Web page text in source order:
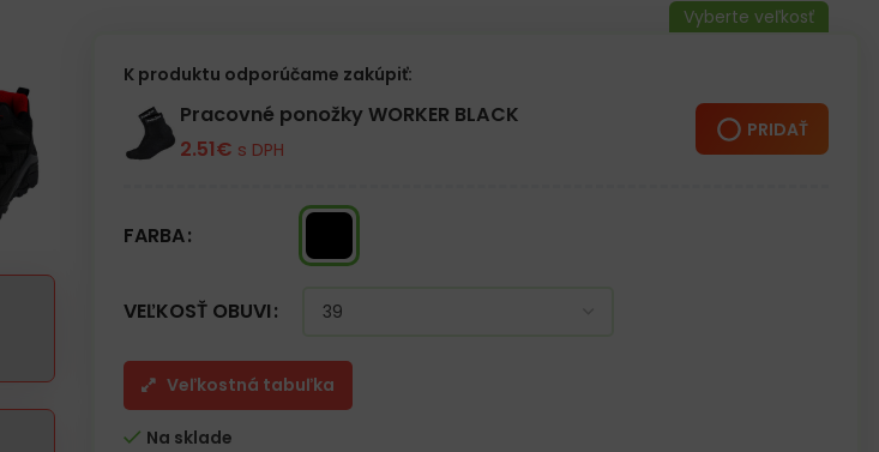
– Reflexné prvky
– Gumové prekrytie špičky odolné proti oderu
– Bez použitého kovu – METAL FREE
– Kategória SBPS FO SR
K produktu odporúčame zakúpiť:
Pracovné ponožky WORKER BLACK
2.51€ s DPH
PRIDAŤ
FARBA
VEĽKOSŤ OBUVI
Veľkostná tabuľka
Na sklade